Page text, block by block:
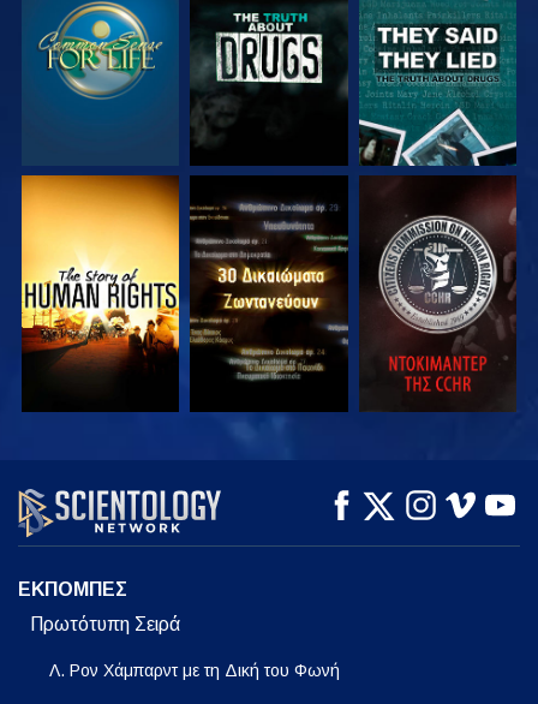
ΠΑΡΑΚΟΛΟΥΘΗΣΤΕ ΠΑΡΑΚΟΛΟΥΘΗΣΤΕ ΠΑΡΑΚΟΛΟΥΘΗΣΤΕ
ΠΑΡΑΚΟΛΟΥΘΗΣΤΕ ΠΑΡΑΚΟΛΟΥΘΗΣΤΕ ΠΑΡΑΚΟΛΟΥΘΗΣΤΕ
ΠΑΡΑΚΟΛΟΥΘΗΣΤΕ ΠΑΡΑΚΟΛΟΥΘΗΣΤΕ
ΕΞΕΡΕΥΝΗΣΤΕ ΤΗ
ΣΕΙΡΑ
ΕΚΠΟΜΠΕΣ
Πρωτότυπη Σειρά
Λ. Ρον Χάμπαρντ με τη Δική του Φωνή